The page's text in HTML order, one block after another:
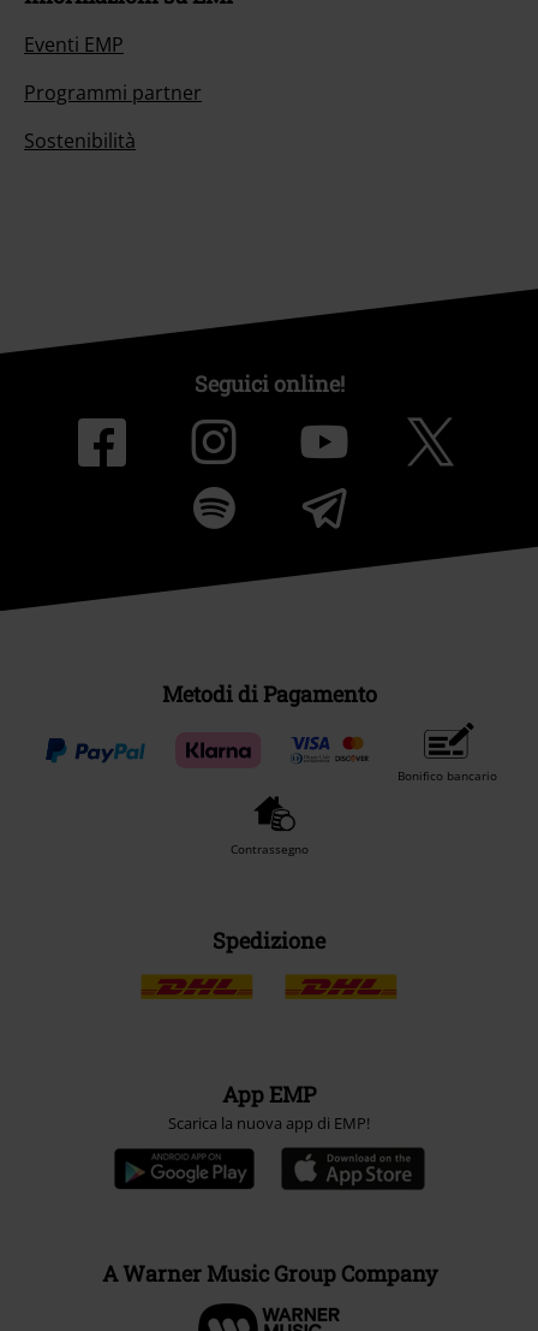
Eventi EMP
Programmi partner
Sostenibilità
Seguici online!
Metodi di Pagamento
Bonifico bancario
Contrassegno
Spedizione
App EMP
Scarica la nuova app di EMP!
A Warner Music Group Company